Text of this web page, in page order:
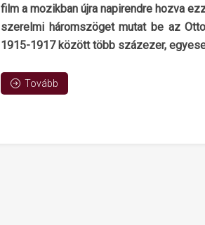
film a mozikban újra napirendre hozva
szerelmi háromszöget mutat be az
1915-1917 között több százezer,
Tovább